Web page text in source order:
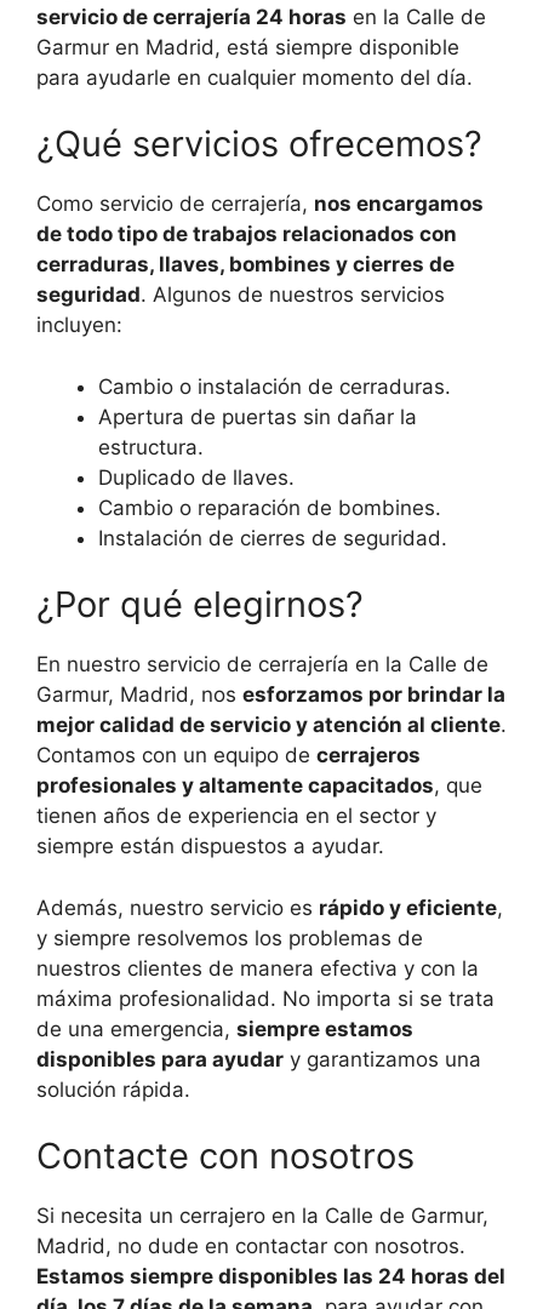
servicio de cerrajería 24 horas en la Calle de
Garmur en Madrid, está siempre disponible
para ayudarle en cualquier momento del día.
¿Qué servicios ofrecemos?
Como servicio de cerrajería, nos encargamos
de todo tipo de trabajos relacionados con
cerraduras, llaves, bombines y cierres de
seguridad. Algunos de nuestros servicios
incluyen:
Cambio o instalación de cerraduras.
Apertura de puertas sin dañar la
estructura.
Duplicado de llaves.
Cambio o reparación de bombines.
Instalación de cierres de seguridad.
¿Por qué elegirnos?
En nuestro servicio de cerrajería en la Calle de
Garmur, Madrid, nos esforzamos por brindar la
mejor calidad de servicio y atención al cliente.
Contamos con un equipo de cerrajeros
profesionales y altamente capacitados, que
tienen años de experiencia en el sector y
siempre están dispuestos a ayudar.
Además, nuestro servicio es rápido y eficiente,
y siempre resolvemos los problemas de
nuestros clientes de manera efectiva y con la
máxima profesionalidad. No importa si se trata
de una emergencia, siempre estamos
disponibles para ayudar y garantizamos una
solución rápida.
Contacte con nosotros
Si necesita un cerrajero en la Calle de Garmur,
Madrid, no dude en contactar con nosotros.
Estamos siempre disponibles las 24 horas del